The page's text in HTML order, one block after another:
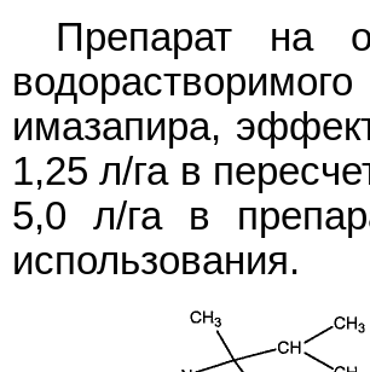
Препарат на
имазапира,
1,25 л/га в
5,0 л/га в
использования.